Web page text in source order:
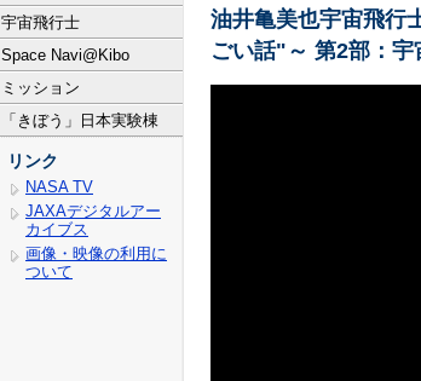
宇宙飛行士
Space Navi@Kibo
ミッション
「きぼう」日本実験棟
リンク
NASA TV
JAXAデジタルアー
カイブス
画像・映像の利用に
ついて
油井亀美也宇宙飛
ごい話"～ 第2部：